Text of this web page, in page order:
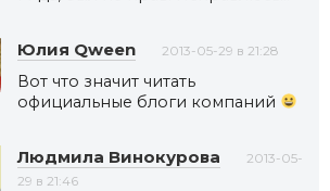
Юлия Qween 2013-05-29 в 21:28
Вот что значит читать
официальные блоги компаний
Людмила Винокурова
2013-05-
29 в 21:46